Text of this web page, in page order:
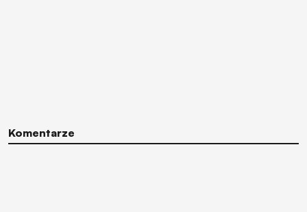
Komentarze